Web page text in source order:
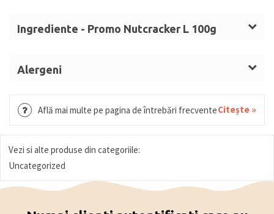
Ingrediente - Promo Nutcracker L 100g
cacao, emulgator: lecitine (
din LAPTE: minim 22%)
Ciocolată neagră (solide de cacao: minim 54%)
Alergeni
Află mai multe pe pagina de întrebări frecventeCitește »
Vezi si alte produse din categoriile:
Uncategorized